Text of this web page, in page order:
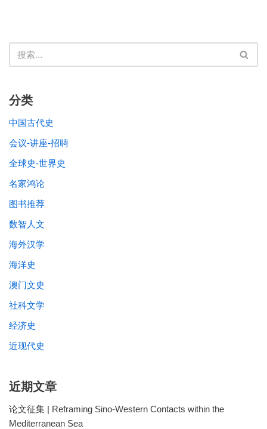
分类
中国古代史
会议-讲座-招聘
全球史-世界史
名家鸿论
图书推荐
数智人文
海外汉学
海洋史
澳门文史
社科文学
经济史
近现代史
近期文章
论文征集 | Reframing Sino-Western Contacts within the
Mediterranean Sea